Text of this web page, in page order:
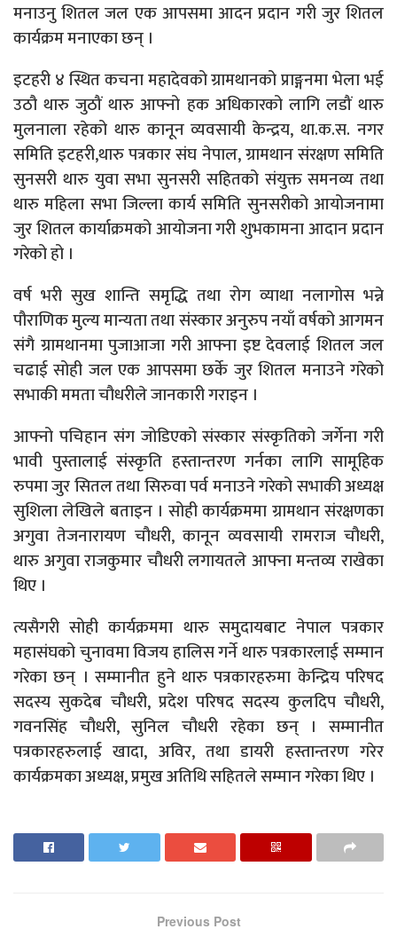
मनाउनु शितल जल एक आपसमा आदन प्रदान गरी जुर शितल
कार्यक्रम मनाएका छन् ।
इटहरी ४ स्थित कचना महादेवको ग्रामथानको प्राङ्गनमा भेला भई
उठौ थारु जुठौं थारु आफ्नो हक अधिकारको लागि लडौं थारु
मुलनाला रहेको थारु कानून व्यवसायी केन्द्रय, था.क.स. नगर
समिति इटहरी,थारु पत्रकार संघ नेपाल, ग्रामथान संरक्षण समिति
सुनसरी थारु युवा सभा सुनसरी सहितको संयुक्त समनव्य तथा
थारु महिला सभा जिल्ला कार्य समिति सुनसरीको आयोजनामा
जुर शितल कार्याक्रमको आयोजना गरी शुभकामना आदान प्रदान
गरेको हो ।
वर्ष भरी सुख शान्ति समृद्धि तथा रोग व्याथा नलागोस भन्ने
पौराणिक मुल्य मान्यता तथा संस्कार अनुरुप नयाँ वर्षको आगमन
संगै ग्रामथानमा पुजाआजा गरी आफ्ना इष्ट देवलाई शितल जल
चढाई सोही जल एक आपसमा छर्के जुर शितल मनाउने गरेको
सभाकी ममता चौधरीले जानकारी गराइन ।
आफ्नो पचिहान संग जोडिएको संस्कार संस्कृतिको जर्गेना गरी
भावी पुस्तालाई संस्कृति हस्तान्तरण गर्नका लागि सामूहिक
रुपमा जुर सितल तथा सिरुवा पर्व मनाउने गरेको सभाकी अध्यक्ष
सुशिला लेखिले बताइन । सोही कार्यक्रममा ग्रामथान संरक्षणका
अगुवा तेजनारायण चौधरी, कानून व्यवसायी रामराज चौधरी,
थारु अगुवा राजकुमार चौधरी लगायतले आफ्ना मन्तव्य राखेका
थिए ।
त्यसैगरी सोही कार्यक्रममा थारु समुदायबाट नेपाल पत्रकार
महासंघको चुनावमा विजय हालिस गर्ने थारु पत्रकारलाई सम्मान
गरेका छन् । सम्मानीत हुने थारु पत्रकारहरुमा केन्द्रिय परिषद
सदस्य सुकदेब चौधरी, प्रदेश परिषद सदस्य कुलदिप चौधरी,
गवनसिंह चौधरी, सुनिल चौधरी रहेका छन् । सम्मानीत
पत्रकारहरुलाई खादा, अविर, तथा डायरी हस्तान्तरण गरेर
कार्यक्रमका अध्यक्ष, प्रमुख अतिथि सहितले सम्मान गरेका थिए ।
Previous Post